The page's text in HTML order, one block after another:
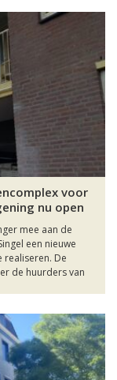
voor
nu open
mee aan de
een nieuwe
realiseren. De
de huurders van